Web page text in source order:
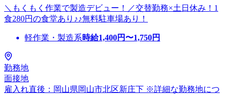
＼もくもく作業で製造デビュー！／交替勤務×土日休み！1
食280円の食堂あり♪♪無料駐車場あり！
軽作業・製造系時給1,400円〜1,750円
勤務地
面接地
雇入れ直後：岡山県岡山市北区新庄下 ※詳細な勤務地につ